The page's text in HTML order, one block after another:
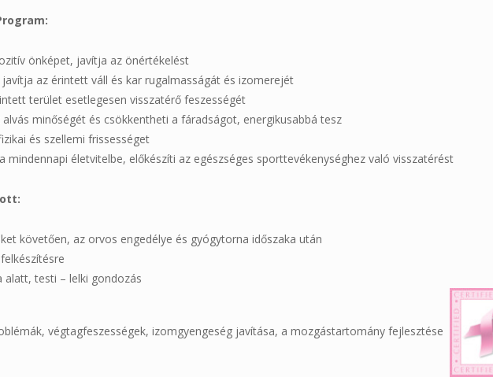
önképet, javítja az önértékelést
az érintett váll és kar rugalmasságát és izomerejét
terület esetlegesen visszatérő feszességét
minőségét és csökkentheti a fáradságot, energikusabbá tesz
és szellemi frissességet
mindennapi életvitelbe, előkészíti az egészséges sporttevékenységhez való visszatérést
követően, az orvos engedélye és gyógytorna időszaka után
alatt, testi – lelki gondozás
végtagfeszességek, izomgyengeség javítása, a mozgástartomány fejlesztése